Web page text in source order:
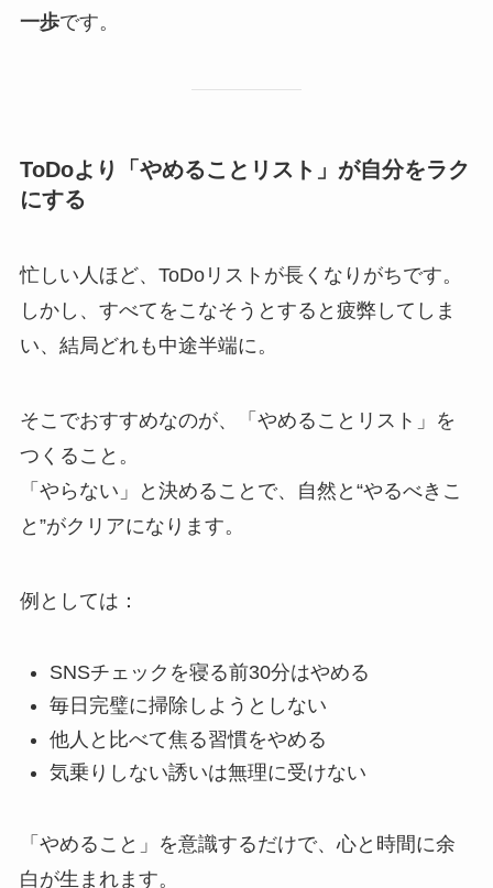
一歩です。
ToDoより「やめることリスト」が自分をラク
にする
忙しい人ほど、ToDoリストが長くなりがちです。
しかし、すべてをこなそうとすると疲弊してしま
い、結局どれも中途半端に。
そこでおすすめなのが、「やめることリスト」を
つくること。
「やらない」と決めることで、自然と“やるべきこ
と”がクリアになります。
例としては：
SNSチェックを寝る前30分はやめる
毎日完璧に掃除しようとしない
他人と比べて焦る習慣をやめる
気乗りしない誘いは無理に受けない
「やめること」を意識するだけで、心と時間に余
白が生まれます。